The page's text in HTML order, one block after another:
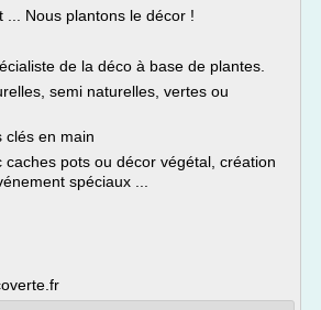
... Nous plantons le décor !
de la déco à base de plantes.
semi naturelles, vertes ou
clés en main
caches pots ou décor végétal, création
spéciaux ...